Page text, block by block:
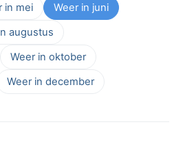
in mei
Weer in juni
augustus
Weer in oktober
Weer in december